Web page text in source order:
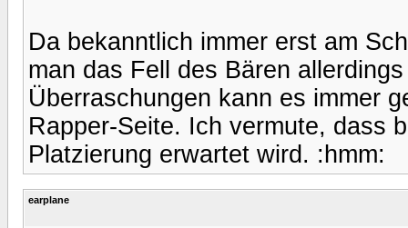
Da bekanntlich immer erst am
man das Fell des Bären
Überraschungen kann es immer
Rapper-Seite. Ich vermute, dass
Platzierung erwartet wird. :hmm:
earplane